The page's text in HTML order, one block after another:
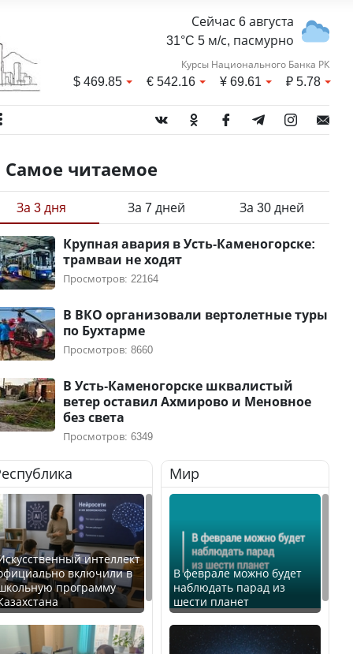
Сейчас 6 августа
31°C 5 м/с, пасмурно
Курсы Национального Банка РК
$469.85 €542.16 ¥69.61 ₽5.78
Самое читаемое
За 3 дня За 7 дней За 30 дней
Крупная авария в Усть-Каменогорске:
трамваи не ходят
Просмотров: 22164
В ВКО организовали вертолетные туры
по Бухтарме
Просмотров: 8660
В Усть-Каменогорске шквалистый
ветер оставил Ахмирово и Меновное
без света
Просмотров: 6349
интеллект
включили в
программу
Мир
В феврале можно будет
наблюдать парад из
шести планет